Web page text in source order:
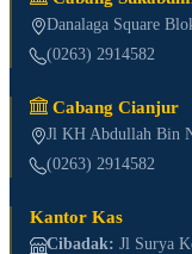
Danalaga Square
(0263) 2914582
Cabang Cianjur
Jl KH Abdullah Bin
(0263) 2914582
Kantor Kas
Cibadak: Jl Surya